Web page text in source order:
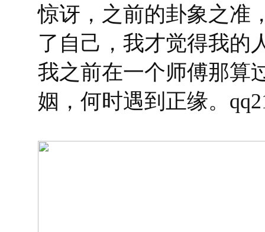
惊讶，之前的卦象之准
了自己，我才觉得我的
我之前在一个师傅那算
姻，何时遇到正缘。